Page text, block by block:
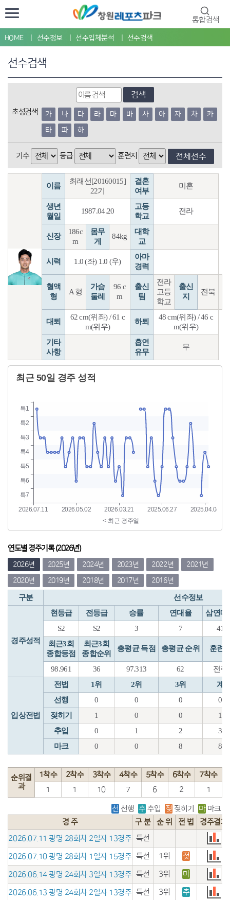
통합검색
HOME 선수정보 선수입체분석 선수검색
선수검색
검색
초성검색 가 나 다 라 마 바 사 아 자 차
카
타
파 하
기수 등급 훈련지 전체선수
이름
최래선[20160015]
22기
결혼
여부
미혼
생년
월일
1987.04.20
고등
학교
전라
신장
186c
m
몸무
게
84kg
대학
교
시력 1.0 (좌) 1.0 (우)
아마
경력
혈액
형
A 형
가슴
둘레
96 c
m
출신
팀
전라
고등
학교
출신
지
전북
대퇴
62 cm(위좌) / 61 c
m(위우)
하퇴
48 cm(위좌) / 46 c
m(위우)
기타
사항
흡연
유무
무
연도별 경주기록 (2026년)
2026년 2025년 2024년 2023년 2022년
2021년
2020년
2019년 2018년 2017년 2016년
구분 선수정보
경주성적
현등급 전등급 승률 연대율
삼연대
S2
S2 3 7
41
최근3회
종합등점
최근3회
종합순위
총평균 득점 총평균 순위 훈련
98.961 36 97.313 62 전주
입상전법
전법 1위 2위 3위
계
선행
0 0 0
0
젖히기
1 0 0
1
추입
0 1 2
3
마크
0 0 8 8
순위결
과
1착수 2착수 3착수 4착수 5착수 6착수
7착수
1
1 10 7 6 2 1
선 선행 추 추입 젖 젖히기 마 마크
경 주
구 분 순 위 전 법
경주결과
2026.07.11 광명 28회차 2일자 13경주 특선
2026.07.10 광명 28회차 1일자 15경주 특선 1위 젖
2026.06.14 광명 24회차 3일자 13경주 특선 3위 마
2026.06.13 광명 24회차 2일자 13경주 특선 3위 추